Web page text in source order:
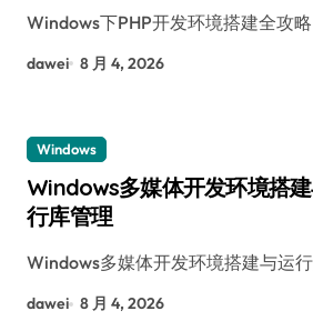
Windows下PHP开发环境搭建全攻略
dawei 8 月 4, 2026
Windows
Windows多媒体开发环境搭
行库管理
Windows多媒体开发环境搭建与运
dawei 8 月 4, 2026